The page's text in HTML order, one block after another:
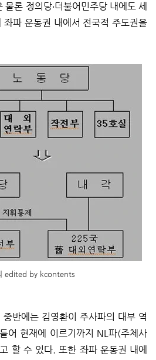
론 정의당‧더불어민주당 내에도 세
파 운동권 내에서 전국적 주도권을
edited by kcontents
반에는 김영환이 주사파의 대부 역
어 현재에 이르기까지 NL파(주체사
할 수 있다. 또한 좌파 운동권 내에